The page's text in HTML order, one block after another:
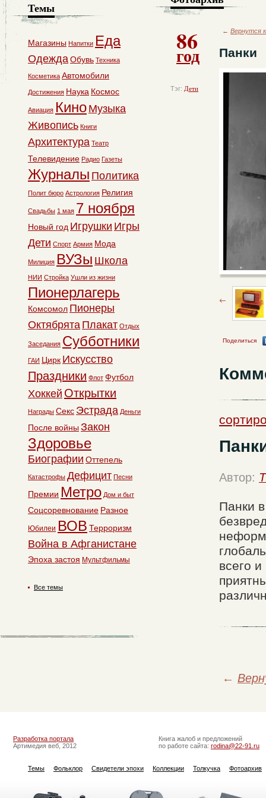
86
год
Тэг: Дети
← Вернутся
Панки
Поделиться
Автор:
Панки
всего
←
Темы
Магазины Напитки Еда
ОдеждаОбувь Техника
Косметика Автомобили
Достижения Наука Космос
Авиация Кино Музыка
Живопись Книги
Архитектура Театр
Телевидение Радио Газеты
Журналы Политика
Полит бюро Астрология Религия
Свадьбы 1 мая 7 ноября
Новый год Игрушки Игры
Дети Спорт Армия Мода
Милиция ВУЗы Школа
НИИ Стройка Ушли из жизни
Пионерлагерь
Комсомол Пионеры
Октябрята Плакат Отдых
Заседания Субботники
ГАИ Цирк Искусство
Праздники Флот Футбол
Хоккей Открытки
Награды Секс Эстрада Деньги
После войны Закон
Здоровье
Биографии Оттепель
Катастрофы Дефицит Песни
Премии Метро Дом и быт
Соцсоревнование Разное
Юбилеи ВОВ Терроризм
Война в Афганистане
Эпоха застоя Мультфильмы
Все темы
Разработка портала
Артимедия веб, 2012
Книга жалоб и предложений
по работе сайта: rodina@22-91.ru
Темы Фольклор Свидетели эпохи Коллекции Толкучка Фотоархив